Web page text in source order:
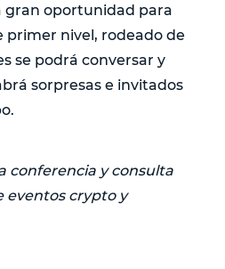
gran oportunidad para
primer nivel, rodeado de
se podrá conversar y
sorpresas e invitados
conferencia y consulta
eventos crypto y